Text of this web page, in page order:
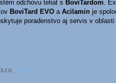
odchovu teliat s BoviTardom.
BoviTard EVO a Acilamin je
poradenstvo aj servis v oblasti
voila.sk